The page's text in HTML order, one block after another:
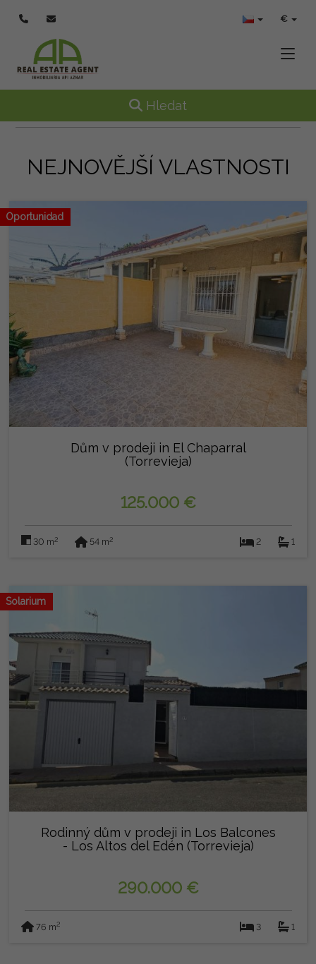
€
Toggle navigation
Hledat
NEJNOVĚJŠÍ VLASTNOSTI
Oportunidad
Dům v prodeji in El Chaparral
(Torrevieja)
125.000 €
30 m2 54 m2 2 1
Solarium
Rodinný dům v prodeji in Los Balcones
- Los Altos del Edén (Torrevieja)
290.000 €
76 m2 3 1